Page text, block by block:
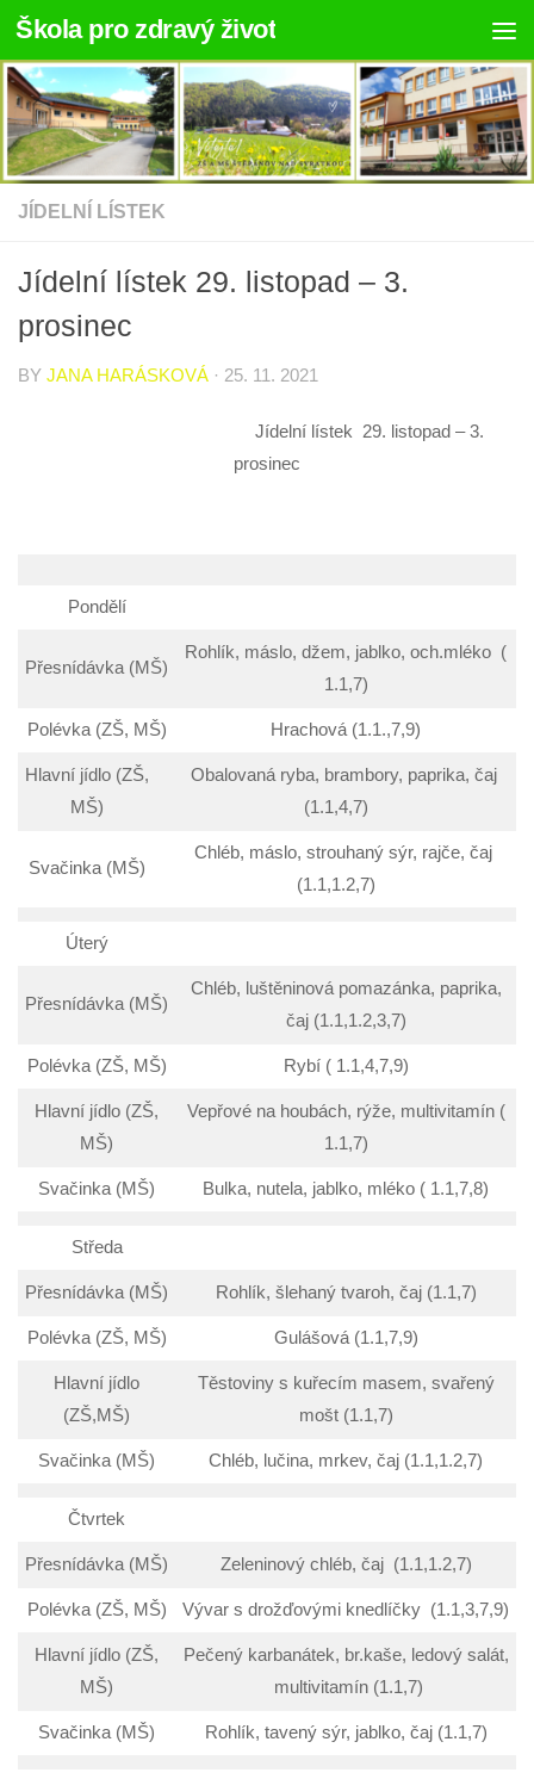
Skip to content
Škola pro zdravý život
JÍDELNÍ LÍSTEK
Jídelní lístek 29. listopad – 3.
prosinec
BY JANA HARÁSKOVÁ · 25. 11. 2021
Jídelní lístek 29. listopad – 3.
prosinec
Pondělí
Přesnídávka (MŠ)
Rohlík, máslo, džem, jablko, och.mléko (
1.1,7)
Polévka (ZŠ, MŠ) Hrachová (1.1.,7,9)
Hlavní jídlo (ZŠ,
MŠ)
Obalovaná ryba, brambory, paprika, čaj
(1.1,4,7)
Svačinka (MŠ)
Chléb, máslo, strouhaný sýr, rajče, čaj
(1.1,1.2,7)
Úterý
Přesnídávka (MŠ)
Chléb, luštěninová pomazánka, paprika,
čaj (1.1,1.2,3,7)
Polévka (ZŠ, MŠ) Rybí ( 1.1,4,7,9)
Hlavní jídlo (ZŠ,
MŠ)
Vepřové na houbách, rýže, multivitamín (
1.1,7)
Svačinka (MŠ) Bulka, nutela, jablko, mléko ( 1.1,7,8)
Středa
Přesnídávka (MŠ) Rohlík, šlehaný tvaroh, čaj (1.1,7)
Polévka (ZŠ, MŠ) Gulášová (1.1,7,9)
Hlavní jídlo
(ZŠ,MŠ)
Těstoviny s kuřecím masem, svařený
mošt (1.1,7)
Svačinka (MŠ) Chléb, lučina, mrkev, čaj (1.1,1.2,7)
Čtvrtek
Přesnídávka (MŠ) Zeleninový chléb, čaj (1.1,1.2,7)
Polévka (ZŠ, MŠ) Vývar s drožďovými knedlíčky (1.1,3,7,9)
Hlavní jídlo (ZŠ,
MŠ)
Pečený karbanátek, br.kaše, ledový salát,
multivitamín (1.1,7)
Svačinka (MŠ) Rohlík, tavený sýr, jablko, čaj (1.1,7)